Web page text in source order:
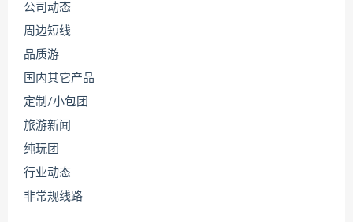
公司动态
周边短线
品质游
国内其它产品
定制/小包团
旅游新闻
纯玩团
行业动态
非常规线路